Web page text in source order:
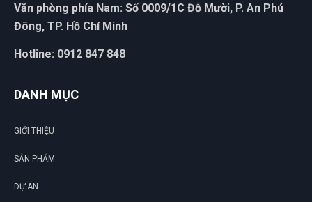
Văn phòng phía Nam: Số 0009/1C Đỗ Mười, P. An Phú
Đông, TP. Hồ Chí Minh
Hotline: 0912 847 848
DANH MỤC
GIỚI THIỆU
SẢN PHẨM
DỰ ÁN